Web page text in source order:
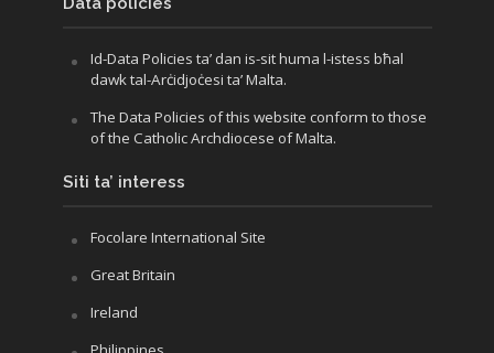
Id-Data Policies ta’ dan is-sit huma l-istess bħal
dawk tal-Arċidjoċesi ta’ Malta.
The Data Policies of this website conform to those
of the Catholic Archdiocese of Malta.
Siti ta’ interess
Focolare International Site
Great Britain
Ireland